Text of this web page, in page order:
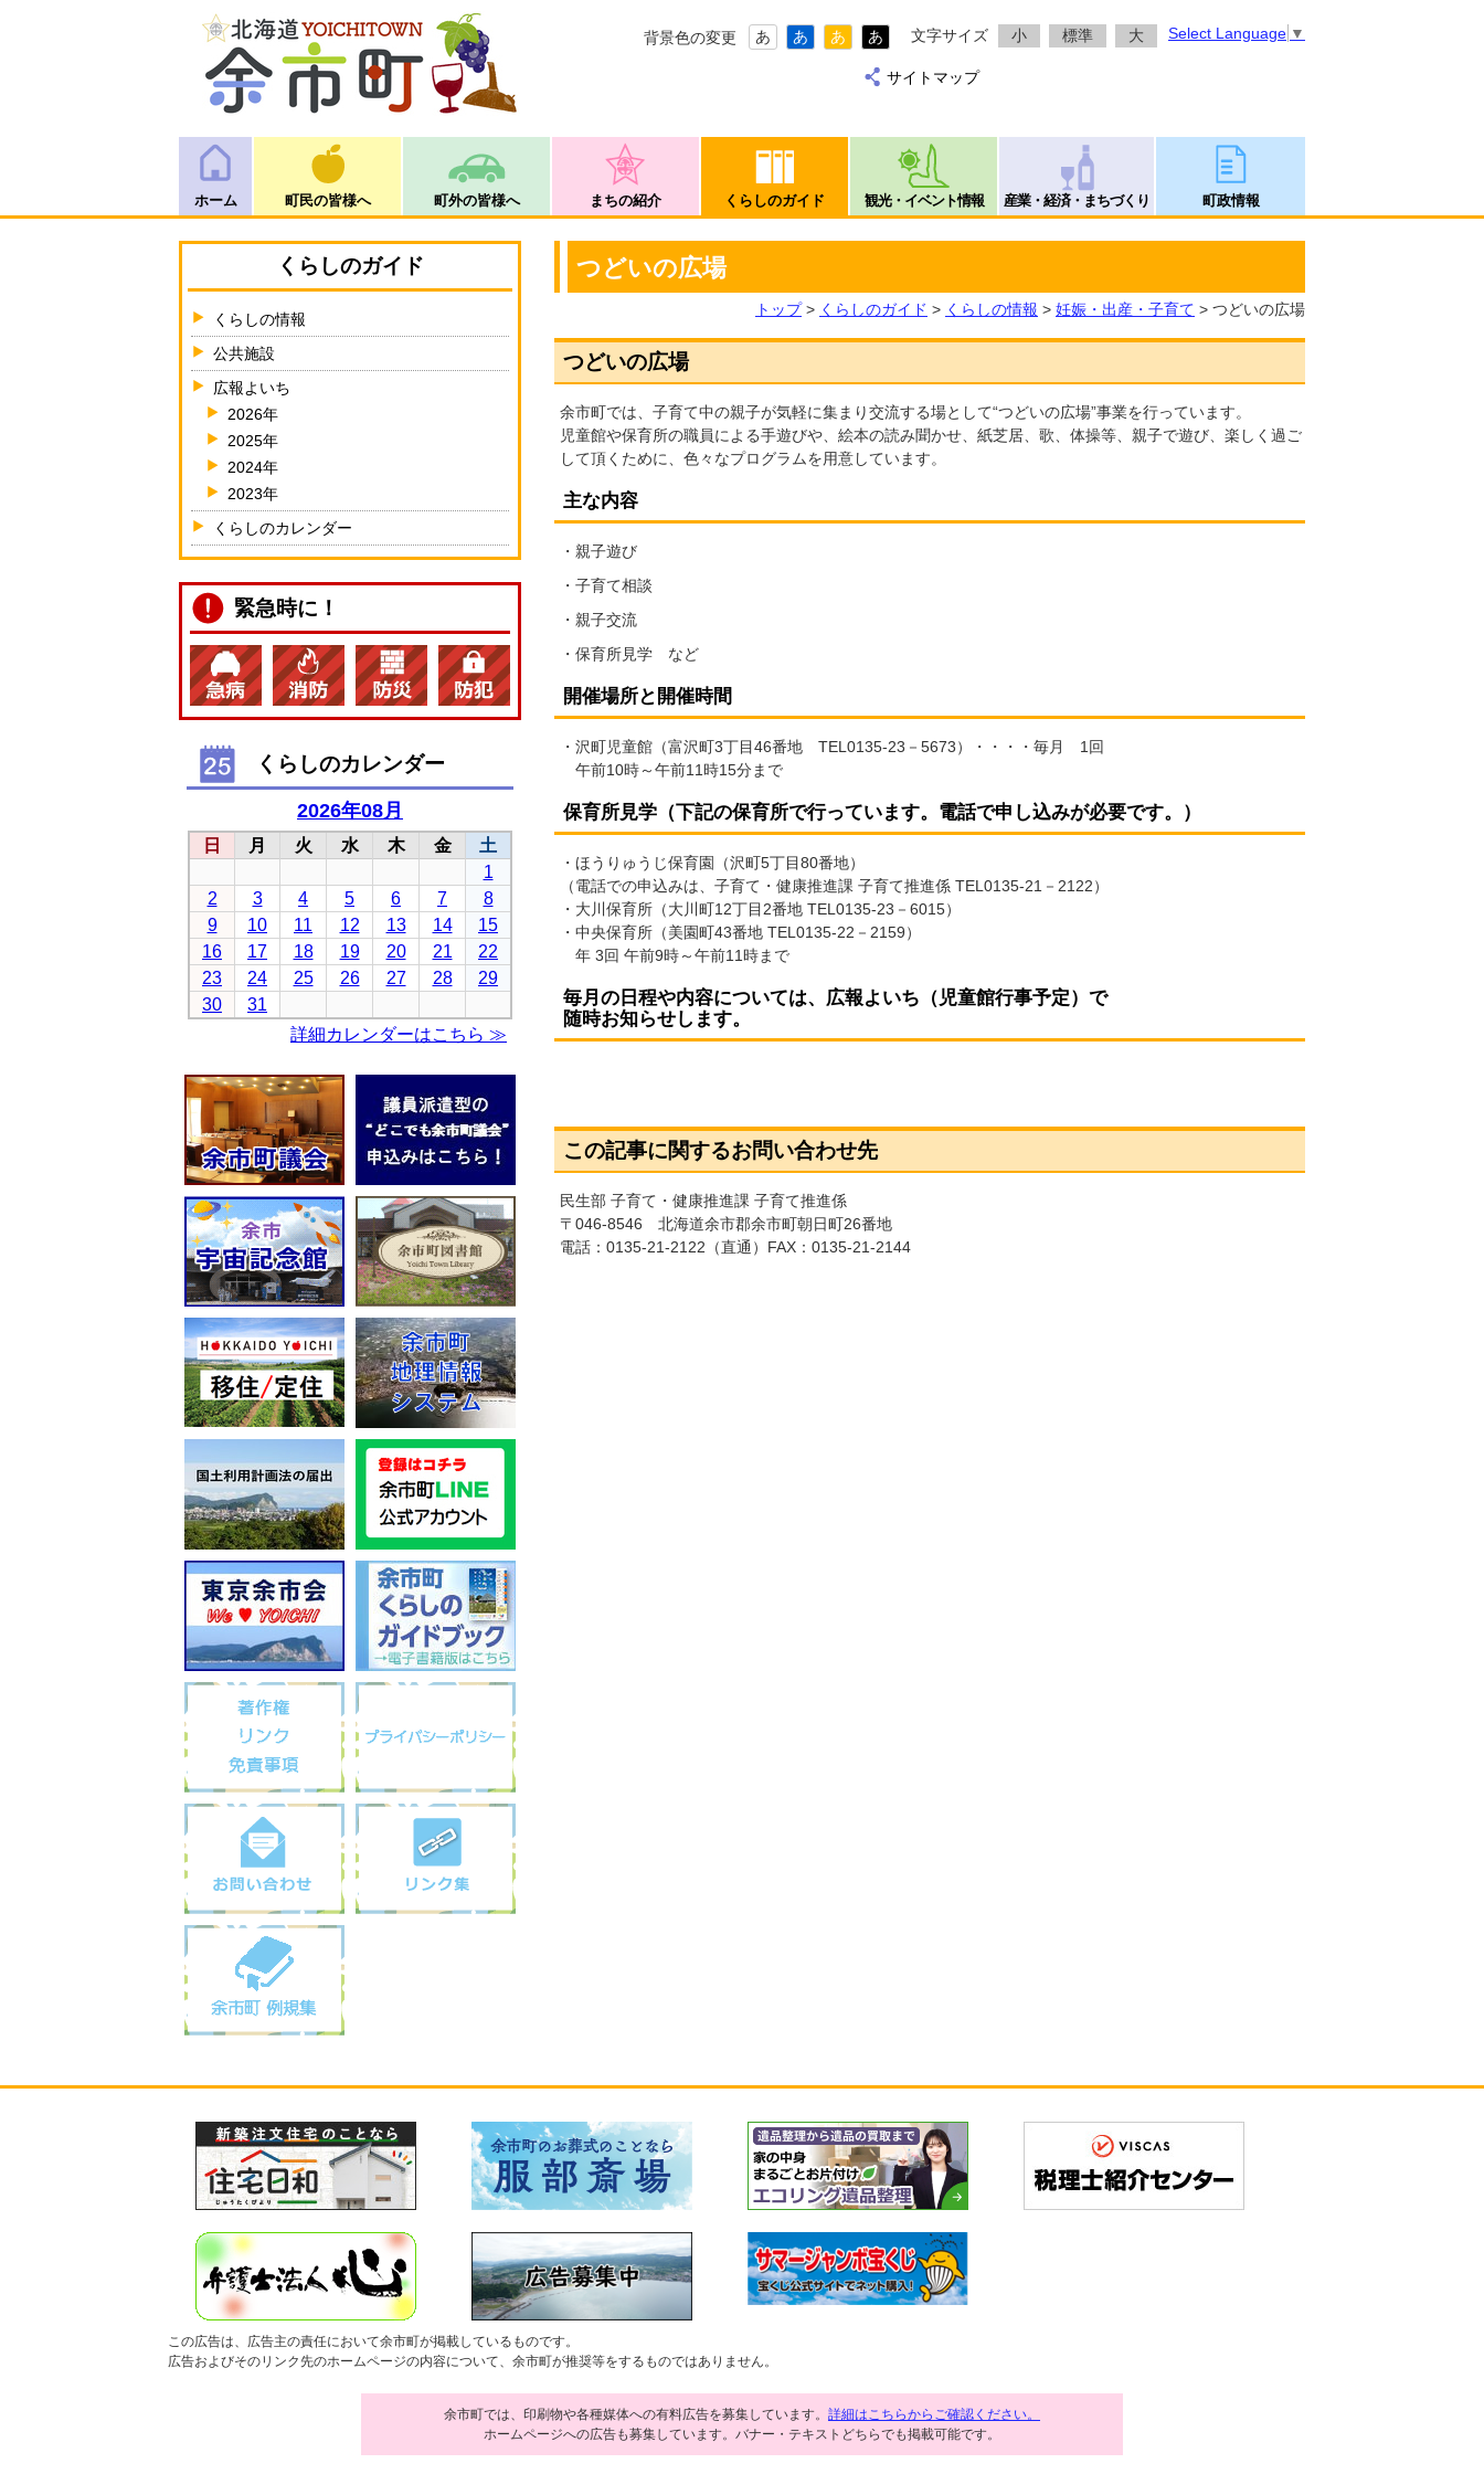
背景色の変更 あ あ あ あ 文字サイズ 小 標準 大 Select Language ▼
サイトマップ
ホーム 町民の皆様へ 町外の皆様へ まちの紹介 くらしのガイド 観光・イベント情報 産業・経済・まちづくり 町政情報
つどいの広場
トップ> くらしのガイド > くらしの情報 > 妊娠・出産・子育て > つどいの広場
つどいの広場
余市町では、子育て中の親子が気軽に集まり交流する場として“つどいの広場”事業を行っています。
児童館や保育所の職員による手遊びや、絵本の読み聞かせ、紙芝居、歌、体操等、親子で遊び、楽しく過ご
して頂くために、色々なプログラムを用意しています。
主な内容
・親子遊び
・子育て相談
・親子交流
・保育所見学 など
開催場所と開催時間
・沢町児童館（富沢町3丁目46番地 TEL0135-23－5673）・・・・毎月 1回
午前10時～午前11時15分まで
保育所見学（下記の保育所で行っています。電話で申し込みが必要です。）
・ほうりゅうじ保育園（沢町5丁目80番地）
（電話での申込みは、子育て・健康推進課 子育て推進係 TEL0135-21－2122）
・大川保育所（大川町12丁目2番地 TEL0135-23－6015）
・中央保育所（美園町43番地 TEL0135-22－2159）
年 3回 午前9時～午前11時まで
毎月の日程や内容については、広報よいち（児童館行事予定）で
随時お知らせします。
この記事に関するお問い合わせ先
民生部 子育て・健康推進課 子育て推進係
〒046-8546 北海道余市郡余市町朝日町26番地
電話： 0135-21-2122 （直通）FAX：0135-21-2144
くらしのガイド
くらしの情報
公共施設
広報よいち
2026年
2025年
2024年
2023年
くらしのカレンダー
緊急時に！
くらしのカレンダー
この広告は、広告主の責任において余市町が掲載しているものです。
広告およびそのリンク先のホームページの内容について、余市町が推奨等をするものではありません。
余市町では、印刷物や各種媒体への有料広告を募集しています。 詳細はこちらからご確認ください。
ホームページへの広告も募集しています。バナー・テキストどちらでも掲載可能です。